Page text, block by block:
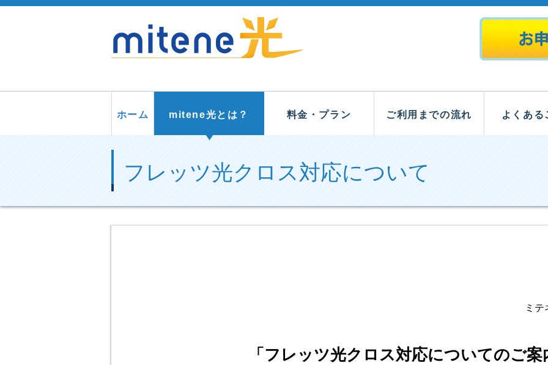
ホーム mitene光とは？ 料金・プラン ご利用までの流れ よくある
フレッツ光クロス対応について
ミ
「フレッツ光クロス対応についてのご案